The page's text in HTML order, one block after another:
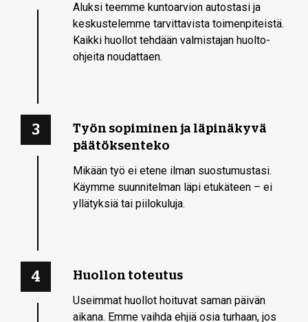
Aluksi teemme kuntoarvion autostasi ja
keskustelemme tarvittavista toimenpiteistä.
Kaikki huollot tehdään valmistajan huolto-
ohjeita noudattaen.
3
Työn sopiminen ja läpinäkyvä
päätöksenteko
Mikään työ ei etene ilman suostumustasi.
Käymme suunnitelman läpi etukäteen – ei
yllätyksiä tai piilokuluja.
4 Huollon toteutus
Useimmat huollot hoituvat saman päivän
aikana. Emme vaihda ehjiä osia turhaan, jos